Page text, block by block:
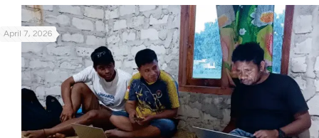
April 7, 2026